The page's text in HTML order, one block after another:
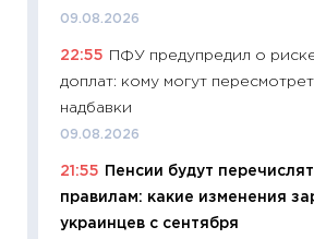
09.08.2026
22:55
ПФУ предупредил о
доплат: кому могут
надбавки
09.08.2026
21:55
Пенсии будут
правилам: какие изменения
украинцев с сентября